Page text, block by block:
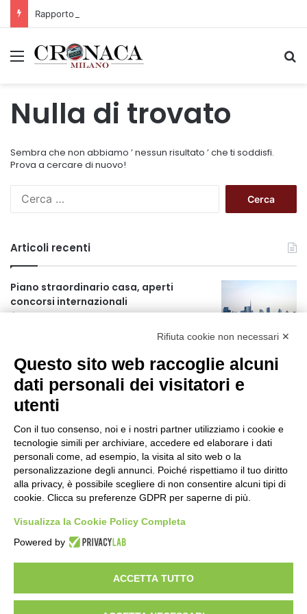
Rapporto OsMed 2025 sull’uso dei farmaci in Italia
Menu
Nulla di trovato
Sembra che non abbiamo ’ nessun risultato ’ che ti soddisfi.
Prova a cercare di nuovo!
c
a
e
:
Articoli recenti
Piano straordinario casa, aperti
concorsi internazionali
farmaci in Italia
18 ore fa
Un nuovo modello di IA stima il volume
dei ghiacciai del pianeta
19 ore fa
Manutenzione strade, nel biennio
2026-27 investiti 56 milioni
2 giorni fa
Il codice segreto dei neuroni: la
memoria della nascita che costruisce il
cervello
Rifiuta cookie non necessari ✕
Questo sito web raccoglie alcuni
dati personali dei visitatori e
utenti
Con il tuo consenso, noi e i nostri partner utilizziamo i cookie e
tecnologie simili per archiviare, accedere ed elaborare i dati
personali come, ad esempio, la visita al sito web o la
personalizzazione degli annunci. Poiché rispettiamo il tuo diritto
alla privacy, è possibile scegliere di non consentire alcuni tipi di
cookie. Clicca su preferenze GDPR per saperne di più.
Visualizza la Cookie Policy Completa
Powered by
ACCETTA TUTTO